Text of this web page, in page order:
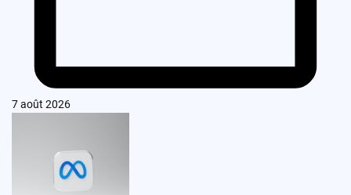
7 août 2026